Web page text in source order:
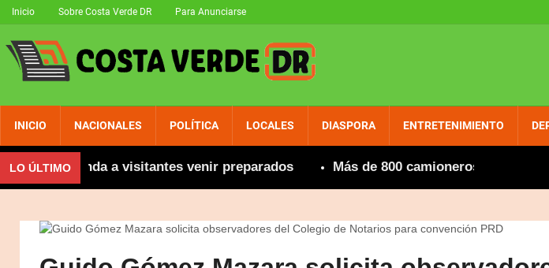
Inicio Sobre Costa Verde DR Para Anunciarse
INICIO NACIONALES POLÍTICA LOCALES DIASPORA ENTRETENIMIENTO
LO ÚLTIMO
recomienda a visitantes venir preparados Más de 800 camioneros